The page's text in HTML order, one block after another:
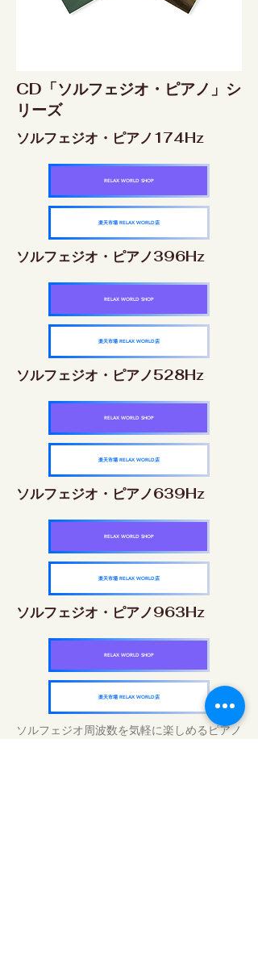
CD「ソルフェジオ・ピアノ」シ
リーズ
ソルフェジオ・ピアノ174Hz
RELAX WORLD SHOP
楽天市場 RELAX WORLD店
ソルフェジオ・ピアノ396Hz
RELAX WORLD SHOP
楽天市場 RELAX WORLD店
ソルフェジオ・ピアノ528Hz
RELAX WORLD SHOP
楽天市場 RELAX WORLD店
ソルフェジオ・ピアノ639Hz
RELAX WORLD SHOP
楽天市場 RELAX WORLD店
ソルフェジオ・ピアノ963Hz
RELAX WORLD SHOP
楽天市場 RELAX WORLD店
ソルフェジオ周波数を気軽に楽しめるピアノ